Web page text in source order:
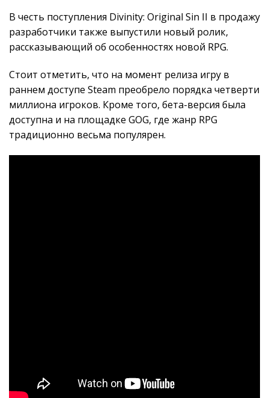
В честь поступления Divinity: Original Sin II в продажу
разработчики также выпустили новый ролик,
рассказывающий об особенностях новой RPG.
Стоит отметить, что на момент релиза игру в
раннем доступе Steam преобрело порядка четверти
миллиона игроков. Кроме того, бета-версия была
доступна и на площадке GOG, где жанр RPG
традиционно весьма популярен.